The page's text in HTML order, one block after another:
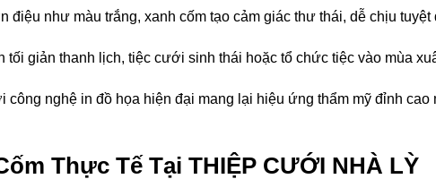
điệu như màu trắng, xanh cốm tạo cảm giác thư thái, dễ chịu
giản thanh lịch, tiệc cưới sinh thái hoặc tổ chức tiệc vào mùa
nghệ in đồ họa hiện đại mang lại hiệu ứng thẩm mỹ đỉnh cao
Thực Tế Tại THIỆP CƯỚI NHÀ LỲ